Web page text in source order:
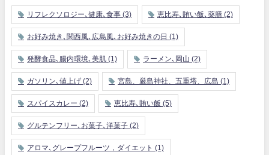
リフレクソロジー､健康､食事 (3) 恵比寿､賄い飯､薬膳 (2)
お好み焼き､関西風､広島風､お好み焼きの日 (1)
発酵食品､腸内環境､美肌 (1) ラーメン､岡山 (2)
ガソリン､値上げ (2) 宮島、厳島神社、五重塔、広島 (1)
スパイスカレー (2) 恵比寿､賄い飯 (5)
グルテンフリー､お菓子､洋菓子 (2)
アロマ､グレープフルーツ，ダイエット (1)